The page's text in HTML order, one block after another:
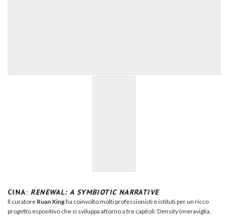
CINA: RENEWAL: A SYMBIOTIC NARRATIVE
Il curatore Ruan Xingha coinvolto molti professionisti e istituti per un ricco
progetto espositivo che si sviluppa attorno a tre capitoli: Density (meraviglia,